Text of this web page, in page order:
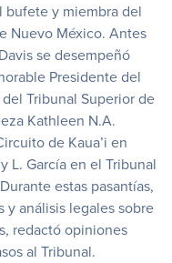
bufete y miembra del
Nuevo México. Antes
se desempeñó
Presidente del
Tribunal Superior de
Kathleen N.A.
de Kaua’i en
L. García en el Tribunal
estas pasantías,
y análisis legales sobre
redactó opiniones
al Tribunal.